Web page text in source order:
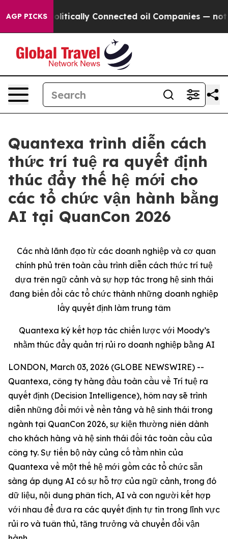
AGP PICKS
Politically Connected oil Companies — not
Quantexa trình diễn cách
thức trí tuệ ra quyết định
thúc đẩy thế hệ mới cho
các tổ chức vận hành bằng
AI tại QuanCon 2026
Các nhà lãnh đạo từ các doanh nghiệp và cơ quan
chính phủ trên toàn cầu trình diễn cách thức trí tuệ
dựa trên ngữ cảnh và sự hợp tác trong hệ sinh thái
đang biến đổi các tổ chức thành những doanh nghiệp
lấy quyết định làm trung tâm
Quantexa ký kết hợp tác chiến lược với Moody’s
nhằm thúc đẩy quản trị rủi ro doanh nghiệp bằng AI
LONDON, March 03, 2026 (GLOBE NEWSWIRE) --
Quantexa, công ty hàng đầu toàn cầu về Trí tuệ ra
quyết định (Decision Intelligence), hôm nay sẽ trình
diễn những đổi mới về nền tảng và hệ sinh thái trong
ngành tại QuanCon 2026, sự kiện thường niên dành
cho khách hàng và hệ sinh thái đối tác toàn cầu của
công ty. Sự tiến bộ này củng cố tầm nhìn của
Quantexa về một thế hệ mới gồm các tổ chức sẵn
sàng áp dụng AI có sự hỗ trợ của ngữ cảnh, trong đó
dữ liệu, nội dung phân tích, AI và con người kết hợp
với nhau để đưa ra các quyết định tự tin trong lĩnh vực
rủi ro và tuân thủ, tăng trưởng và chuyển đổi vận